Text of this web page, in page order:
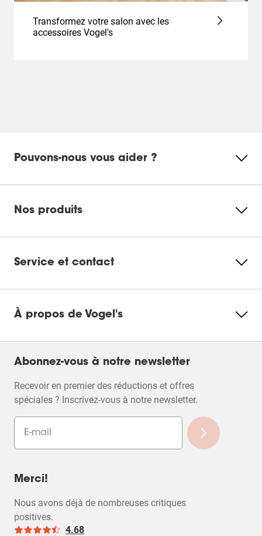
Transformez votre salon avec les
accessoires Vogel's
Pouvons-nous vous aider ?
Nos produits
Service et contact
À propos de Vogel's
Abonnez-vous à notre newsletter
Recevoir en premier des réductions et offres
spéciales ? Inscrivez-vous à notre newsletter.
Merci!
Nous avons déjà de nombreuses critiques
positives.
4.68